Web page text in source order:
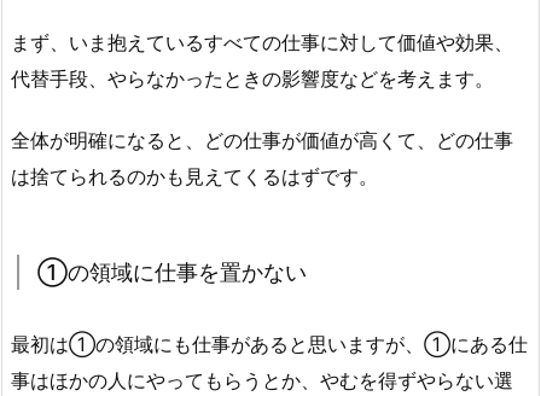
まず、いま抱えているすべての仕事に対して価値や効果、
代替手段、やらなかったときの影響度などを考えます。
全体が明確になると、どの仕事が価値が高くて、どの仕事
は捨てられるのかも見えてくるはずです。
①の領域に仕事を置かない
最初は①の領域にも仕事があると思いますが、①にある仕
事はほかの人にやってもらうとか、やむを得ずやらない選